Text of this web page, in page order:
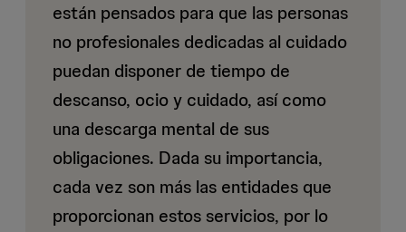
están pensados para que las personas
no profesionales dedicadas al cuidado
puedan disponer de tiempo de
descanso, ocio y cuidado, así como
una descarga mental de sus
obligaciones. Dada su importancia,
cada vez son más las entidades que
proporcionan estos servicios, por lo